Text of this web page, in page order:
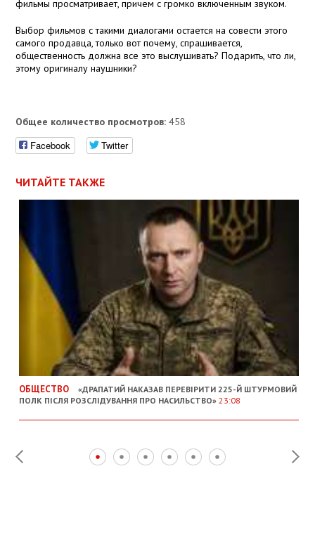
фильмы просматривает, причем с громко включенным звуком.
Выбор фильмов с такими диалогами остается на совести этого
самого продавца, только вот почему, спрашивается,
общественность должна все это выслушивать? Подарить, что ли,
этому оригиналу наушники?
Общее количество просмотров: 458
Facebook Twitter
ЧИТАЙТЕ ТАКЖЕ
ОБЩЕСТВО
«ДРАПАТИЙ НАКАЗАВ ПЕРЕВІРИТИ 225-Й ШТУРМОВИЙ
ПОЛК ПІСЛЯ РОЗСЛІДУВАННЯ ПРО НАСИЛЬСТВО»23:08